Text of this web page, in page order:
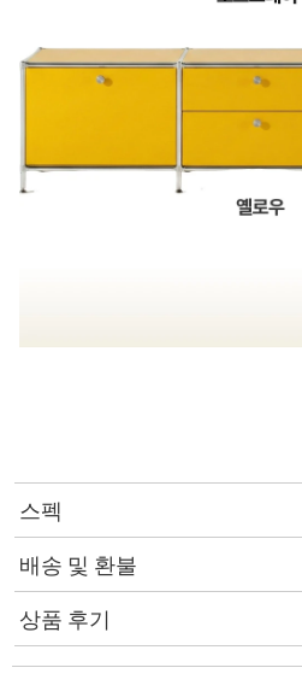
스펙
배송 및 환불
상품 후기